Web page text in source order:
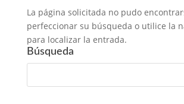
La página solicitada no pudo
perfeccionar su búsqueda o utilice la
para localizar la entrada.
Búsqueda